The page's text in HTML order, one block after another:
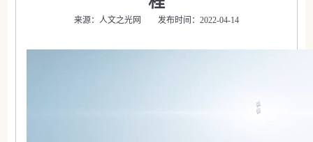
来源：人文之光网 发布时间：2022-04-14